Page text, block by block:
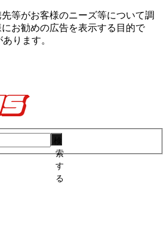
等がお客様のニーズ等について調
お勧めの広告を表⽰する⽬的で
ります。
索
す
る